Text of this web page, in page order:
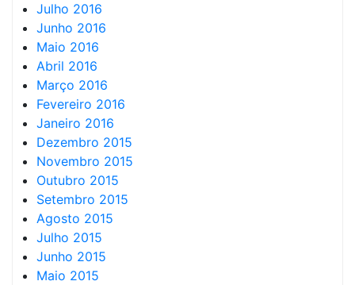
Julho 2016
Junho 2016
Maio 2016
Abril 2016
Março 2016
Fevereiro 2016
Janeiro 2016
Dezembro 2015
Novembro 2015
Outubro 2015
Setembro 2015
Agosto 2015
Julho 2015
Junho 2015
Maio 2015